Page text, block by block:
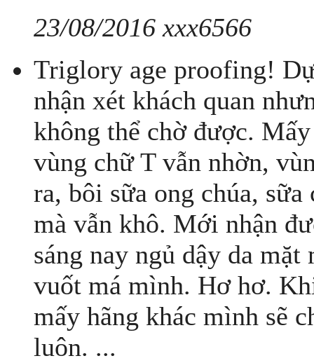
23/08/2016 xxx6566
Triglory age proofing!
nhận xét khách quan
không thể chờ được.
vùng chữ T vẫn nhờn,
ra, bôi sữa ong chúa,
mà vẫn khô. Mới nhận
sáng nay ngủ dậy da
vuốt má mình. Hơ hơ.
mấy hãng khác mình sẽ
luôn. ...